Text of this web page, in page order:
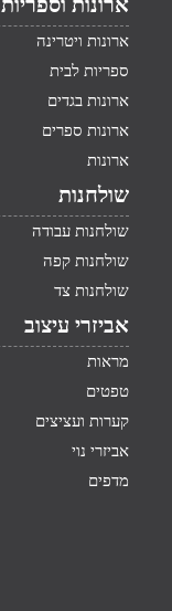
ארונות ויטרינה
ספריות לבית
ארונות בגדים
ארונות ספרים
ארונות
שולחנות
שולחנות עבודה
שולחנות קפה
שולחנות צד
אביזרי עיצוב
מראות
טפטים
קערות ועציצים
אביזרי נוי
מדפים